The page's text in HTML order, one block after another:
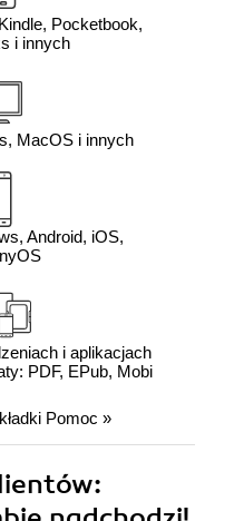
Pocketbook,
i innych
MacOS i innych
Android, iOS,
i aplikacjach
PDF, EPub, Mobi
Pomoc »